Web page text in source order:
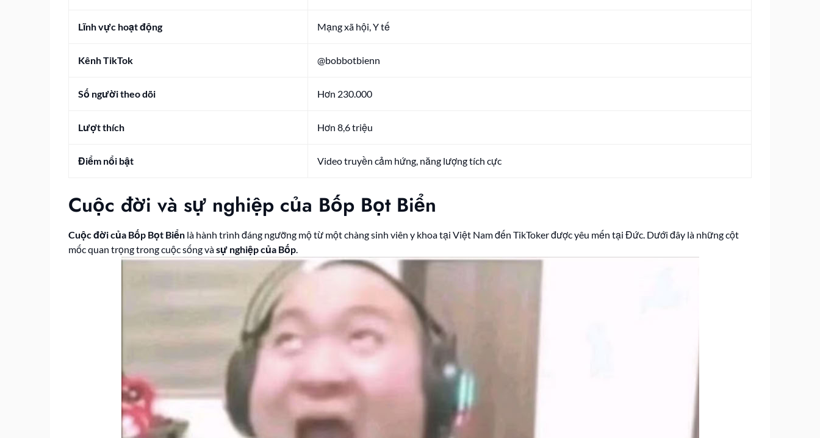
Lĩnh vực hoạt động Mạng xã hội, Y tế
Kênh TikTok @bobbotbienn
Số người theo dõi Hơn 230.000
Lượt thích Hơn 8,6 triệu
Điểm nổi bật Video truyền cảm hứng, năng lượng tích cực
Cuộc đời và sự nghiệp của Bốp Bọt Biển
Cuộc đời của Bốp Bọt Biển là hành trình đáng ngưỡng mộ từ một chàng sinh viên y khoa tại Việt Nam đến TikToker được yêu mến tại Đức. Dưới đây là những cột
mốc quan trọng trong cuộc sống vàsự nghiệp của Bốp.